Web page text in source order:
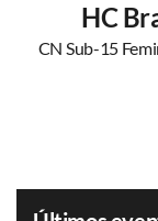
HC
CN Sub-15